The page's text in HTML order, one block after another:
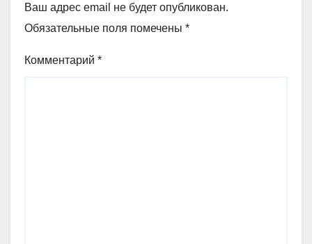
Ваш адрес email не будет опубликован.
Обязательные поля помечены *
Комментарий *